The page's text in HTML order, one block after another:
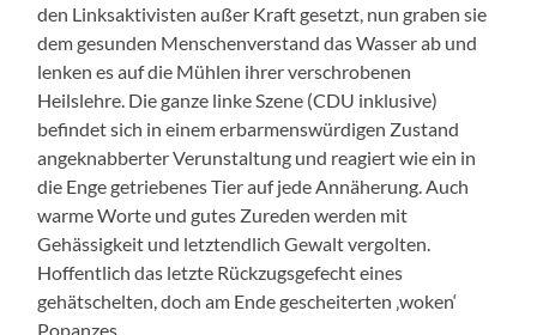
den Linksaktivisten außer Kraft gesetzt, nun graben sie
dem gesunden Menschenverstand das Wasser ab und
lenken es auf die Mühlen ihrer verschrobenen
Heilslehre. Die ganze linke Szene (CDU inklusive)
befindet sich in einem erbarmenswürdigen Zustand
angeknabberter Verunstaltung und reagiert wie ein in
die Enge getriebenes Tier auf jede Annäherung. Auch
warme Worte und gutes Zureden werden mit
Gehässigkeit und letztendlich Gewalt vergolten.
Hoffentlich das letzte Rückzugsgefecht eines
gehätschelten, doch am Ende gescheiterten ‚woken‘
Popanzes.